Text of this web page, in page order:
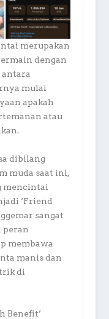
merupakan
dengan
antara
mulai
apakah
atau
dibilang
muda saat ini,
mencintai
‘Friend
sangat
peran
membawa
manis dan
di
Benefit’